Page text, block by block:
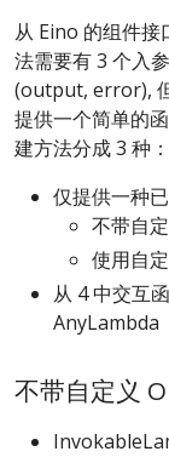
从 Eino 的组件
法需要有 3 个入
(output, error),
提供一个简单的
建方法分成 3 种：
仅提供一种
不带自
使用自
从 4 中交互
AnyLambda
不带自定义